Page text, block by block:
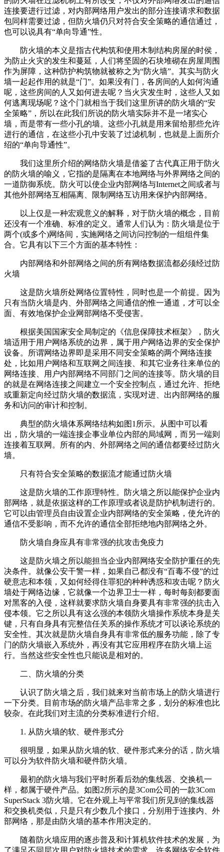
连接要进行过滤，对内部网络用户发出的部分连接请求和数据
包同样需要过滤，但防火墙仍只对符合安全策略的通信通过，
也可以说具有“单向导通”性。
防火墙的本义是指古代构筑和使用木制结构房屋的时侯，
为防止火灾的发生和蔓延，人们将坚固的石块堆砌在房屋周围
作为屏障，这种防护构筑物就被称之为“防火墙”。其实与防火
墙一起起作用的就是“门”。如果没有门，各房间的人如何沟通
呢，这些房间的人又如何进去呢？当火灾发生时，这些人又如
何逃离现场呢？这个门就相当于我们这里所讲的防火墙的“安
全策略”，所以在此我们所说的防火墙实际并不是一堵实心
墙，而是带有一些小孔的墙。这些小孔就是用来留给那些允许
进行的通信，在这些小孔中安装了过滤机制，也就是上面所介
绍的“单向导通性”。
我们这里所介绍的网络防火墙是借鉴了古代真正用于防火
的防火墙的喻义，它指的是隔离在本地网络与外界网络之间的
一道防御系统。防火可以使企业内部网络与Internet之间或者与
其他外部网络互相隔离、限制网络互访用来保护内部网络。
以上仅是一种宏观意义的解释，对于防火墙的概念，目前
还没有一个准确、标准的定义。通常人们认为：防火墙是位于
两个(或多个)网络间，实施网络之间访问控制的一组组件集
合。它具有以下三个方面的基本特性：
内部网络和外部网络之间的所有网络数据流都必须经过防
火墙
这是防火墙所处网络位置特性，同时也是一个前提。因为
只有当防火墙是内、外部网络之间通信的惟一通道，才可以全
面、有效地保护企业网部网络不受侵害。
根据美国国家安全局制定的《信息保障技术框架》，防火
墙适用于用户网络系统的边界，属于用户网络边界的安全保护
设备。所谓网络边界即是采用不同安全策略的两个网络连接
处，比如用户网络和互联网之间连接、和其它业务往来单位的
网络连接、用户内部网络不同部门之间的连接等。防火墙的目
的就是在网络连接之间建立一个安全控制点，通过允许、拒绝
或重新定向经过防火墙的数据流，实现对进、出内部网络的服
务和访问的审计和控制。
典型的防火墙体系网络结构如图1所示。从图中可以看
出，防火墙的一端连接企事业单位内部的局域网，而另一端则
连接着互联网。所有的内、外部网络之间的通信都要经过防火
墙。
只有符合安全策略的数据流才能通过防火墙
这是防火墙的工作原理特性。防火墙之所以能保护企业内
部网络，就是依据这样的工作原理或者说是防护机制进行的。
它可以由管理员自由设置企业内部网络的安全策略，使允许的
通信不受影响，而不允许的通信全部拒绝地内部网络之外。
防火墙自身应具有非常强的抗攻击免疫力
这是防火墙之所以能担当企业内部网络安全防护重任的先
决条件。就像公安干警一样，如果自己都没有“百毒不侵”的过
硬意志和本领，又如何经得住罪犯的种种诱惑和攻击呢？防火
墙处于网络边缘，它就像一个边界卫士一样，每时每刻都要面
对黑客的入侵，这样就要求防火墙自身要具有非常强的抗击入
侵本领。它之所以具有这么强的本领防火墙操作系统本身是关
键，只有自身具有完整信任关系的操作系统才可以谈论系统的
安全性。其次就是防火墙自身具有非常低的服务功能，除了专
门的防火墙嵌入系统外，再没有其它应用程序在防火墙上运
行。当然这些安全性也只能说是相对的。
二、防火墙的分类
认识了防火墙之后，我们就来对当前市场上的防火墙进行
一下分类。目前市场的防火墙产品非常之多，划分的标准也比
较杂。在此我们对主流的分类标准进行介绍。
1. 从防火墙的软、硬件形式分
很明显，如果从防火墙的软、硬件形式来分的话，防火墙
可以分为软件防火墙和硬件防火墙。
最初的防火墙与我们平时所看后劲的集线器、交换机一
样，都属于硬件产品。如图2所示的是3Com公司的一款3Com
SuperStack 3防火墙。它在外观上与平常我们所见到的集线器
和交换机类似，只是只有少数几个接口，分别用于连接内、外
部网络，那是由防火墙的基本作用决定的。
随着防火墙应用的逐步普及和计算机软件技术的发展，为
了满足不同层次用户对防火墙技术的需求，许多网络安全软件